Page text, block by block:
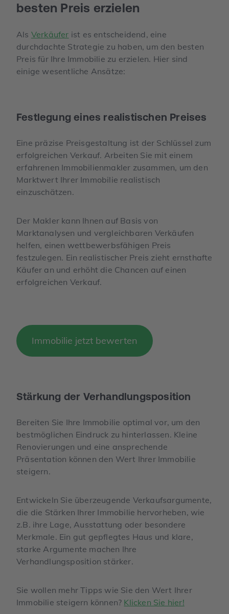
besten Preis erzielen
Als Verkäufer ist es entscheidend, eine
durchdachte Strategie zu haben, um den besten
Preis für Ihre Immobilie zu erzielen. Hier sind
einige wesentliche Ansätze:
Festlegung eines realistischen Preises
Eine präzise Preisgestaltung ist der Schlüssel zum
erfolgreichen Verkauf. Arbeiten Sie mit einem
erfahrenen Immobilienmakler zusammen, um den
Marktwert Ihrer Immobilie realistisch
einzuschätzen.
Der Makler kann Ihnen auf Basis von
Marktanalysen und vergleichbaren Verkäufen
helfen, einen wettbewerbsfähigen Preis
festzulegen. Ein realistischer Preis zieht ernsthafte
Käufer an und erhöht die Chancen auf einen
erfolgreichen Verkauf.
Immobilie jetzt bewerten
Stärkung der Verhandlungs­position
Bereiten Sie Ihre Immobilie optimal vor, um den
bestmöglichen Eindruck zu hinterlassen. Kleine
Renovierungen und eine ansprechende
Präsentation können den Wert Ihrer Immobilie
steigern.
Entwickeln Sie überzeugende Verkaufsargumente,
die die Stärken Ihrer Immobilie hervorheben, wie
z.B. ihre Lage, Ausstattung oder besondere
Merkmale. Ein gut gepflegtes Haus und klare,
starke Argumente machen Ihre
Verhandlungsposition stärker.
Sie wollen mehr Tipps wie Sie den Wert Ihrer
Immobilie steigern können? Klicken Sie hier!